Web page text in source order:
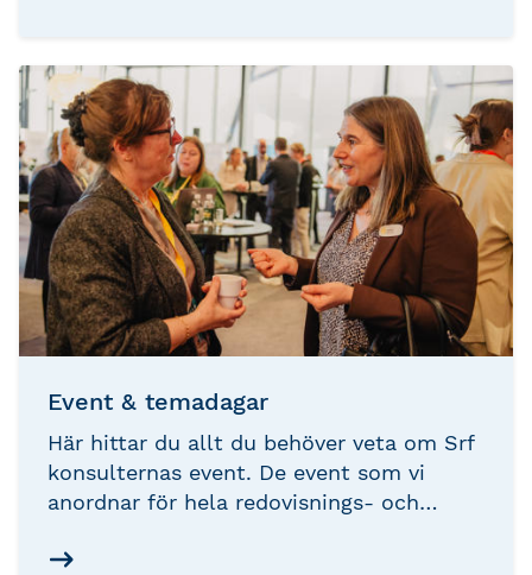
professionella utveckling.
Event & temadagar
Här hittar du allt du behöver veta om Srf
konsulternas event. De event som vi
anordnar för hela redovisnings- och
Branschdagar som hålls i samband med